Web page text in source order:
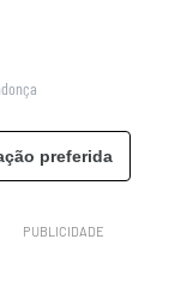
preferida